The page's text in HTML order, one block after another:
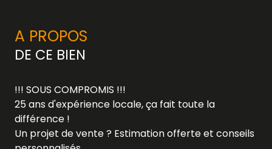
A PROPOS
DE CE BIEN
!!! SOUS COMPROMIS !!!
25 ans d'expérience locale, ça fait toute la
différence !
Un projet de vente ? Estimation offerte et conseils